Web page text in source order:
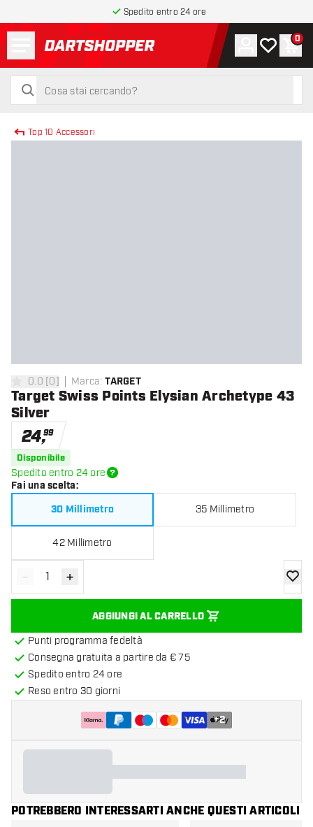
Spedito entro 24 ore
torna alla home page
cerca
cerca
Account
La mia0
Top 10 Accessori
0 stelle di valutazione
0.0 [0] Marca: TARGET
Target Swiss Points Elysian Archetype 43
Silver
24,99
Disponibile
Spedito entro 24 ore
Fai una scelta:
30 Millimetro
35 Millimetro
42 Millimetro
Diminuisci quantità
- Aumenta quantità
+
AGGIUNGI AL CARRELLO
Punti programma fedeltà
Consegna gratuita a partire da € 75
Spedito entro 24 ore
Reso entro 30 giorni
+2
POTREBBERO INTERESSARTI ANCHE QUESTI ARTICOLI